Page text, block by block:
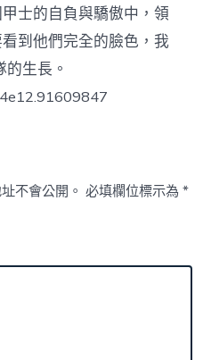
士的自負與驕傲中，領
到他們完全的臉色，我
生長。
不會公開。 必填欄位標示為*